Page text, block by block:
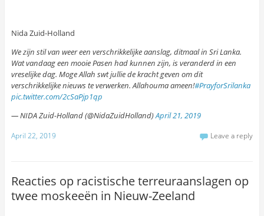
Nida Zuid-Holland
We zijn stil van weer een verschrikkelijke aanslag, ditmaal in Sri Lanka.
Wat vandaag een mooie Pasen had kunnen zijn, is veranderd in een
vreselijke dag. Moge Allah swt jullie de kracht geven om dit
verschrikkelijke nieuws te verwerken. Allahouma ameen!#PrayforSrilanka
pic.twitter.com/2cSaPjp1qp
— NIDA Zuid-Holland (@NidaZuidHolland)April 21, 2019
April 22, 2019 Leave a reply
Reacties op racistische terreuraanslagen op
twee moskeeën in Nieuw-Zeeland